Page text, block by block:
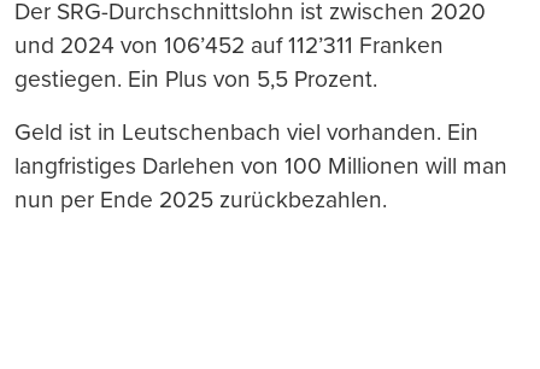
Der SRG-Durchschnittslohn ist zwischen 2020
und 2024 von 106’452 auf 112’311 Franken
gestiegen. Ein Plus von 5,5 Prozent.
Geld ist in Leutschenbach viel vorhanden. Ein
langfristiges Darlehen von 100 Millionen will man
nun per Ende 2025 zurückbezahlen.